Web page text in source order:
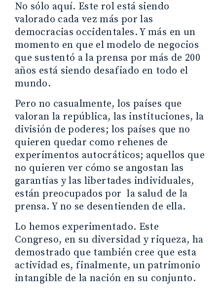
No sólo aquí. Este rol está siendo
valorado cada vez más por las
democracias occidentales. Y más en un
momento en que el modelo de negocios
que sustentó a la prensa por más de 200
años está siendo desafiado en todo el
mundo.
Pero no casualmente, los países que
valoran la república, las instituciones, la
división de poderes; los países que no
quieren quedar como rehenes de
experimentos autocráticos; aquellos que
no quieren ver cómo se angostan las
garantías y las libertades individuales,
están preocupados por la salud de la
prensa. Y no se desentienden de ella.
Lo hemos experimentado. Este
Congreso, en su diversidad y riqueza, ha
demostrado que también cree que esta
actividad es, finalmente, un patrimonio
intangible de la nación en su conjunto.